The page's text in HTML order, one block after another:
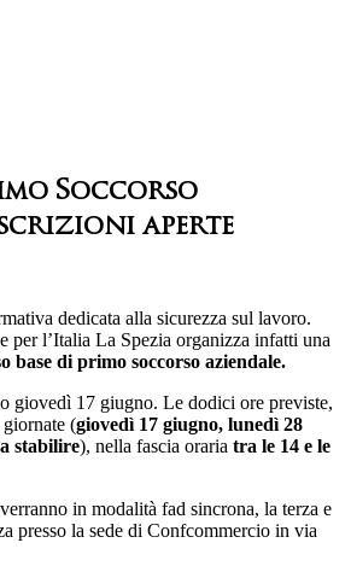
Soccorso
aperte
dedicata alla sicurezza sul lavoro.
per l’Italia La Spezia organizza infatti una
base di primo soccorso aziendale.
giovedì 17 giugno. Le dodici ore previste,
(giovedì 17 giugno, lunedì 28
stabilire), nella fascia oraria tra le 14 e le
in modalità fad sincrona, la terza e
presso la sede di Confcommercio in via